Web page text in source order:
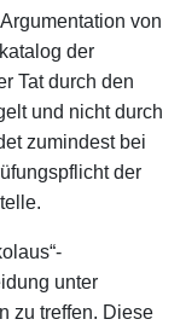
von
der
Tat durch den
und nicht durch
zumindest bei
der
unter
zu treffen. Diese